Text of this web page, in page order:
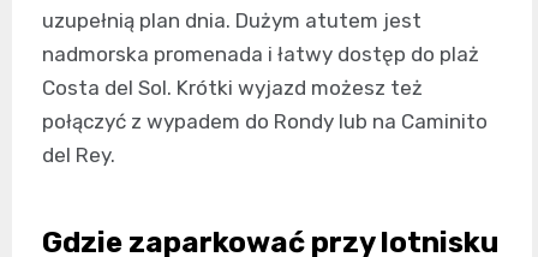
uzupełnią plan dnia. Dużym atutem jest
nadmorska promenada i łatwy dostęp do plaż
Costa del Sol. Krótki wyjazd możesz też
połączyć z wypadem do Rondy lub na Caminito
del Rey.
Gdzie zaparkować przy lotnisku